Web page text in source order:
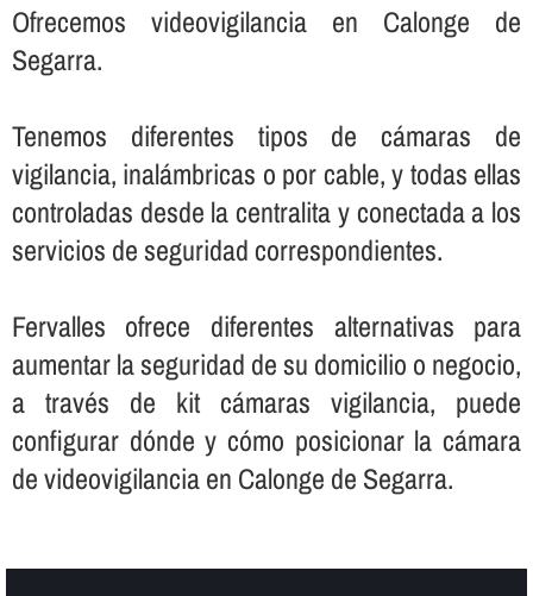
Ofrecemos videovigilancia en Calonge de
Segarra.
Tenemos diferentes tipos de cámaras de
vigilancia, inalámbricas o por cable, y todas ellas
controladas desde la centralita y conectada a los
servicios de seguridad correspondientes.
Fervalles ofrece diferentes alternativas para
aumentar la seguridad de su domicilio o negocio,
a través de kit cámaras vigilancia, puede
configurar dónde y cómo posicionar la cámara
de videovigilancia en Calonge de Segarra.